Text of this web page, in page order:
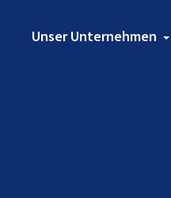
Unser Unternehmen